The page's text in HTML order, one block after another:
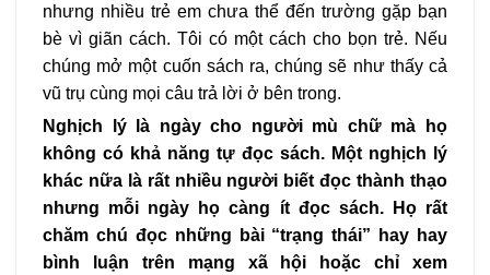
nhưng nhiều trẻ em chưa thể đến trường gặp bạn
bè vì giãn cách. Tôi có một cách cho bọn trẻ. Nếu
chúng mở một cuốn sách ra, chúng sẽ như thấy cả
vũ trụ cùng mọi câu trả lời ở bên trong.
Nghịch lý là ngày cho người mù chữ mà họ
không có khả năng tự đọc sách. Một nghịch lý
khác nữa là rất nhiều người biết đọc thành thạo
nhưng mỗi ngày họ càng ít đọc sách. Họ rất
chăm chú đọc những bài “trạng thái” hay hay
bình luận trên mạng xã hội hoặc chỉ xem